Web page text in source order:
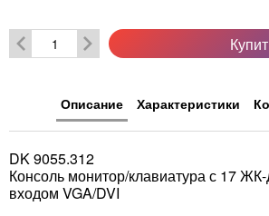
Описание Характеристики
DK 9055.312
Консоль монитор/клавиатура с 17
входом VGA/DVI